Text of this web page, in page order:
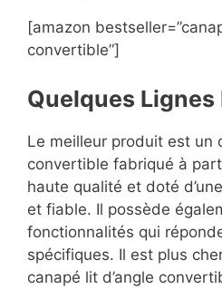
[amazon
convertible”]
Quelques Lignes
Le meilleur produit est un
convertible fabriqué à
haute qualité et doté
et fiable. Il possède
fonctionnalités qui
spécifiques. Il est plus
canapé lit d’angle